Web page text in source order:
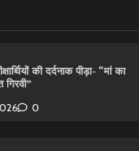
की दर्दनाक पीड़ा- “मां का
0